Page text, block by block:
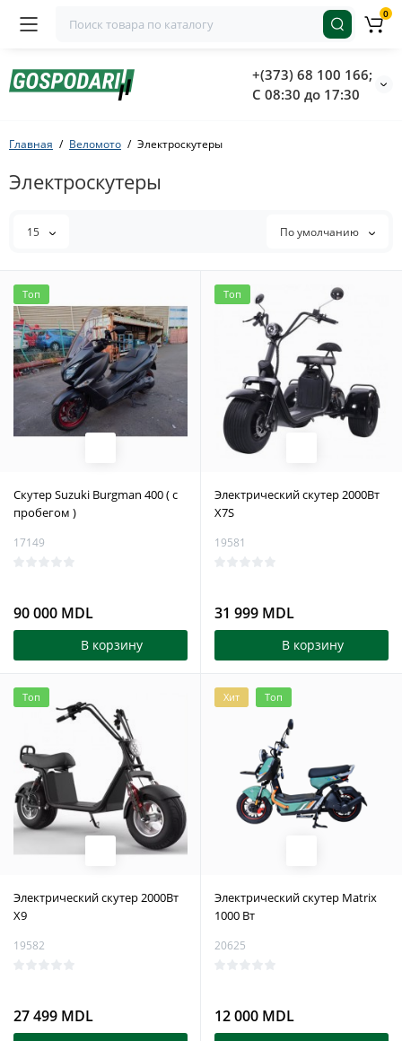
+(373) 68 100 166;
С 08:30 до 17:30
0
Главная Веломото Электроскутеры
Электроскутеры
15 По умолчанию
Топ
Скутер Suzuki Burgman 400 ( с
пробегом )
17149
90 000 MDL
В корзину
Топ
Электрический скутер 2000Вт
X7S
19581
31 999 MDL
В корзину
Топ
Электрический скутер 2000Вт
X9
19582
27 499 MDL
Хит Топ
Электрический скутер Matrix
1000 Вт
20625
12 000 MDL